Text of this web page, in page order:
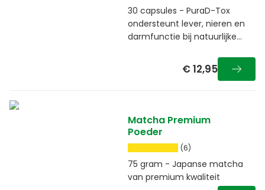
30 capsules - PuraD-Tox
ondersteunt lever, nieren en
darmfunctie bij natuurlijke
€ 12,95
Matcha Premium
Poeder
(6)
75 gram - Japanse matcha
van premium kwaliteit